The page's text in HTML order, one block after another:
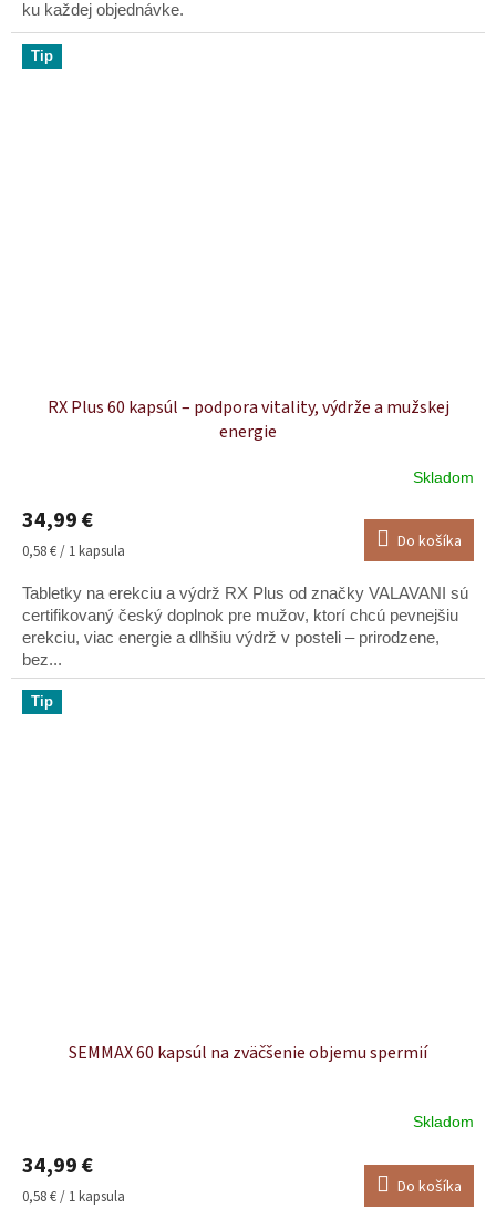
ku každej objednávke.
Tip
RX Plus 60 kapsúl – podpora vitality, výdrže a mužskej
energie
produktu
je
5,0
z
hviezdičiek.
Skladom
34,99 €
Jednotková
0,58 € / 1 kapsula Do košíka
Tabletky na erekciu a výdrž RX Plus od značky VALAVANI sú
certifikovaný český doplnok pre mužov, ktorí chcú pevnejšiu
erekciu, viac energie a dlhšiu výdrž v posteli – prirodzene,
bez...
Tip
SEMMAX 60 kapsúl na zväčšenie objemu spermií
produktu
je
4,7
Skladom
34,99 €
Jednotková
0,58 € / 1 kapsula Do košíka